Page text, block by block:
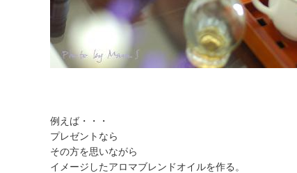
例えば・・・
プレゼントなら
その方を思いながら
イメージしたアロマブレンドオイルを作る。